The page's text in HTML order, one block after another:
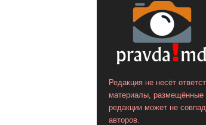
Редакция не несёт
материалы, размещённые
редакции может не
авторов.